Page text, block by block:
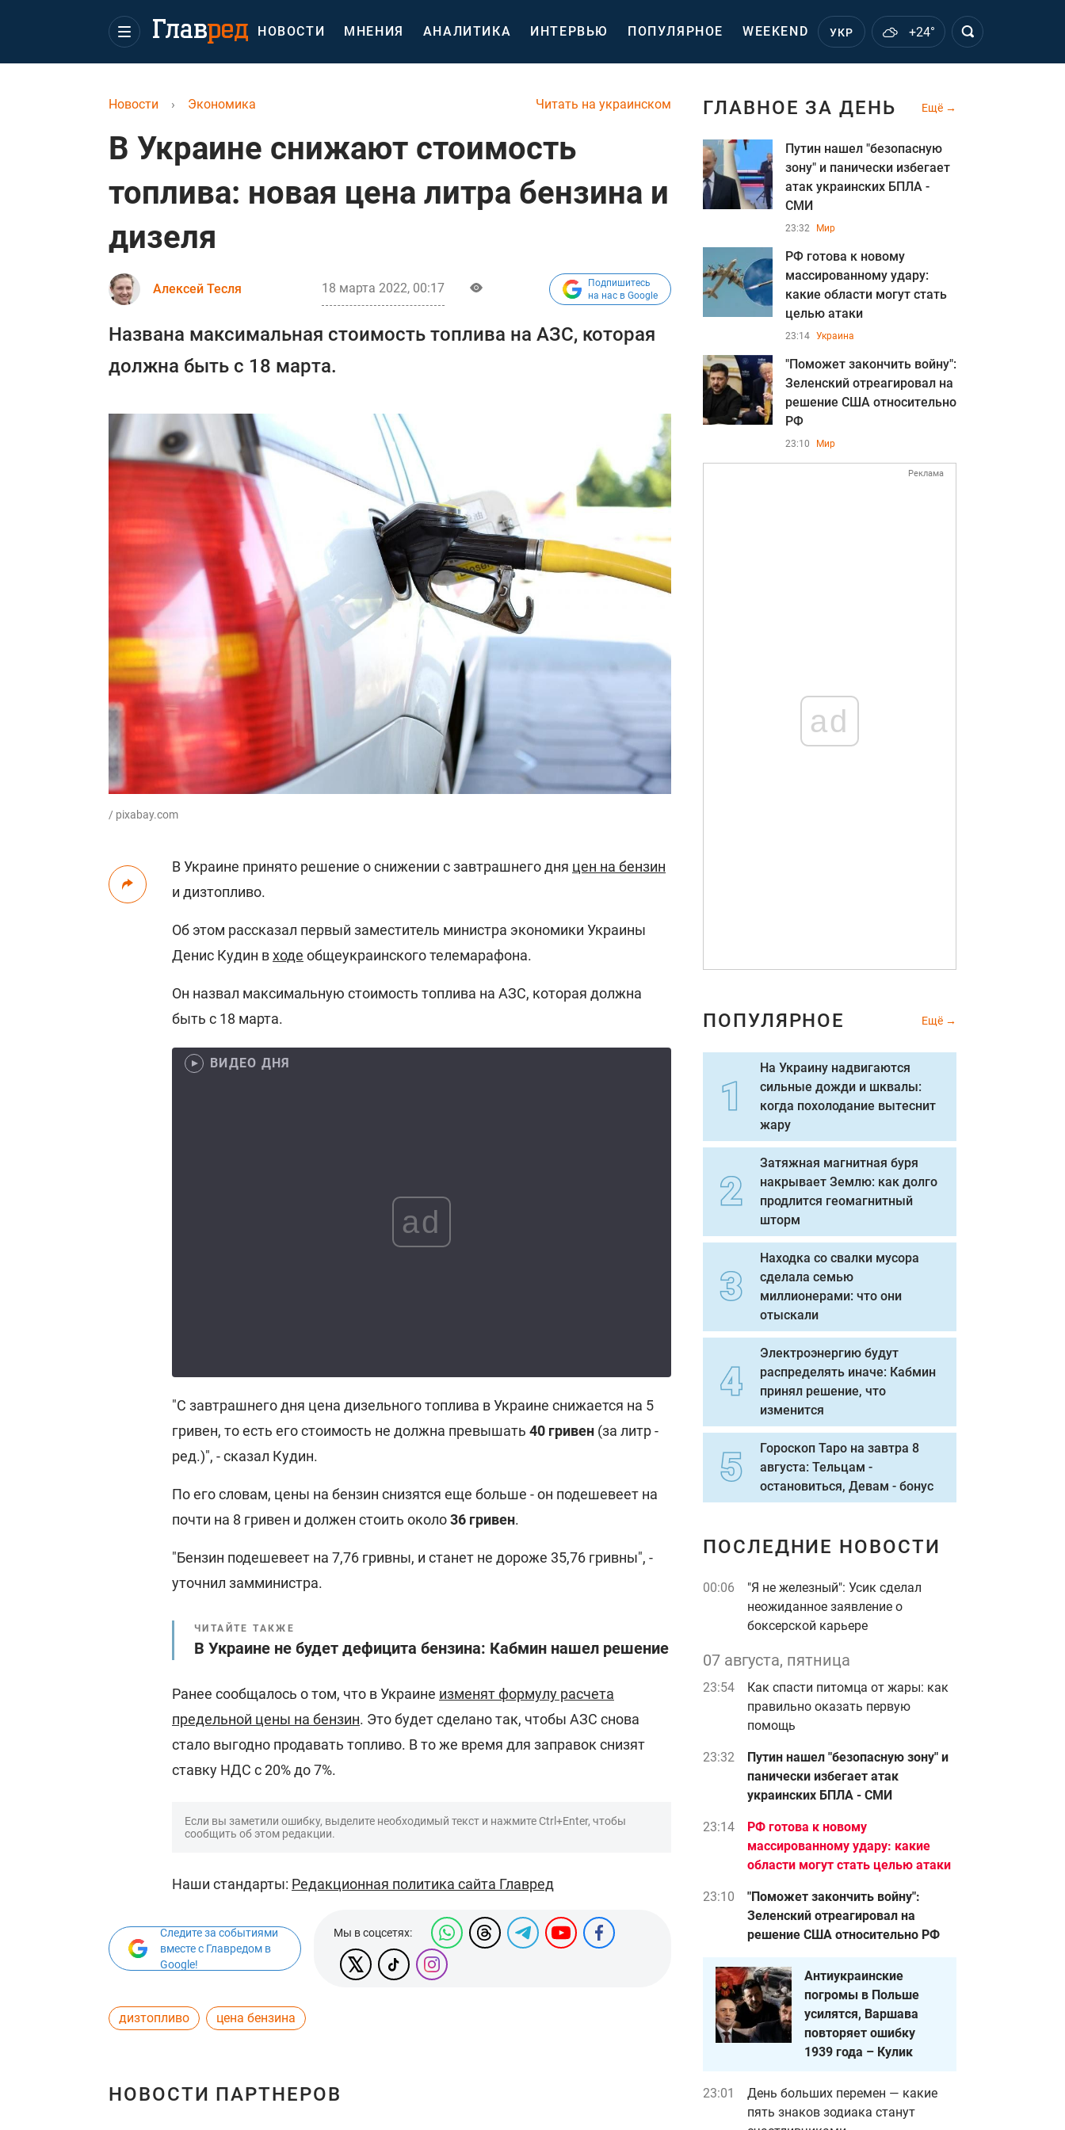
НОВОСТИ МНЕНИЯ АНАЛИТИКА ИНТЕРВЬЮ ПОПУЛЯРНОЕ WEEKEND УКР +24°
Читать на украинском
Новости › Экономика
В Украине снижают стоимость
топлива: новая цена литра бензина и
дизеля
Алексей Тесля 18 марта 2022, 00:17
Подпишитесь
на нас в Google
Названа максимальная стоимость топлива на АЗС, которая
должна быть с 18 марта.
/ pixabay.com
В Украине принято решение о снижении с завтрашнего дня цен на бензин
и дизтопливо.
Об этом рассказал первый заместитель министра экономики Украины
Денис Кудин входе общеукраинского телемарафона.
Он назвал максимальную стоимость топлива на АЗС, которая должна
быть с 18 марта.
ВИДЕО ДНЯ
ad
"С завтрашнего дня цена дизельного топлива в Украине снижается на 5
гривен, то есть его стоимость не должна превышать 40 гривен (за литр -
ред.)", - сказал Кудин.
По его словам, цены на бензин снизятся еще больше - он подешевеет на
почти на 8 гривен и должен стоить около36 гривен.
"Бензин подешевеет на 7,76 гривны, и станет не дороже 35,76 гривны", -
уточнил замминистра.
ЧИТАЙТЕ ТАКЖЕ
В Украине не будет дефицита бензина: Кабмин нашел решение
Ранее сообщалось о том, что в Украине изменят формулу расчета
предельной цены на бензин. Это будет сделано так, чтобы АЗС снова
стало выгодно продавать топливо. В то же время для заправок снизят
ставку НДС с 20% до 7%.
Если вы заметили ошибку, выделите необходимый текст и нажмите Ctrl+Enter, чтобы
сообщить об этом редакции.
Наши стандарты: Редакционная политика сайта Главред
Следите за событиями
вместе с Главредом в
Google!
Мы в соцсетях:
дизтопливо цена бензина
НОВОСТИ ПАРТНЕРОВ
ГЛАВНОЕ ЗА ДЕНЬ Ещё
Путин нашел "безопасную
зону" и панически избегает
атак украинских БПЛА -
СМИ
23:32 Мир
РФ готова к новому
массированному удару:
какие области могут стать
целью атаки
23:14 Украина
"Поможет закончить войну":
Зеленский отреагировал на
решение США относительно
РФ
23:10 Мир
Реклама
ad
ПОПУЛЯРНОЕ Ещё
На Украину надвигаются
сильные дожди и шквалы:
когда похолодание вытеснит
жару
Затяжная магнитная буря
накрывает Землю: как долго
продлится геомагнитный
шторм
Находка со свалки мусора
сделала семью
миллионерами: что они
отыскали
Электроэнергию будут
распределять иначе: Кабмин
принял решение, что
изменится
Гороскоп Таро на завтра 8
августа: Тельцам -
остановиться, Девам - бонус
ПОСЛЕДНИЕ НОВОСТИ
00:06
"Я не железный": Усик сделал
неожиданное заявление о
боксерской карьере
07 августа, пятница
23:54
Как спасти питомца от жары: как
правильно оказать первую
помощь
23:32
Путин нашел "безопасную зону" и
панически избегает атак
украинских БПЛА - СМИ
23:14
РФ готова к новому
массированному удару: какие
области могут стать целью атаки
23:10
"Поможет закончить войну":
Зеленский отреагировал на
решение США относительно РФ
Антиукраинские
погромы в Польше
усилятся, Варшава
повторяет ошибку
1939 года – Кулик
23:01
День больших перемен — какие
пять знаков зодиака станут